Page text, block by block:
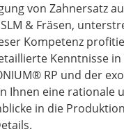
von Zahnersatz
& Fräsen,
Kompetenz
Kenntnisse
RP und der
Ihnen eine rationale
in die